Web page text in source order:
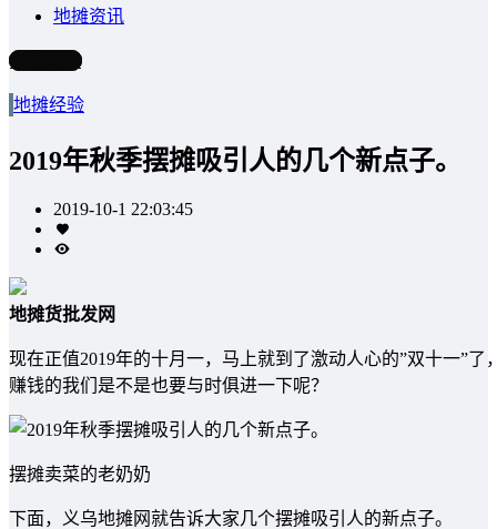
地摊资讯
写文章
地摊经验
2019年秋季摆摊吸引人的几个新点子。
2019-10-1 22:03:45
地摊货批发网
现在正值2019年的十月一，马上就到了激动人心的”双十一”
赚钱的我们是不是也要与时俱进一下呢？
摆摊卖菜的老奶奶
下面，义乌地摊网就告诉大家几个摆摊吸引人的新点子。